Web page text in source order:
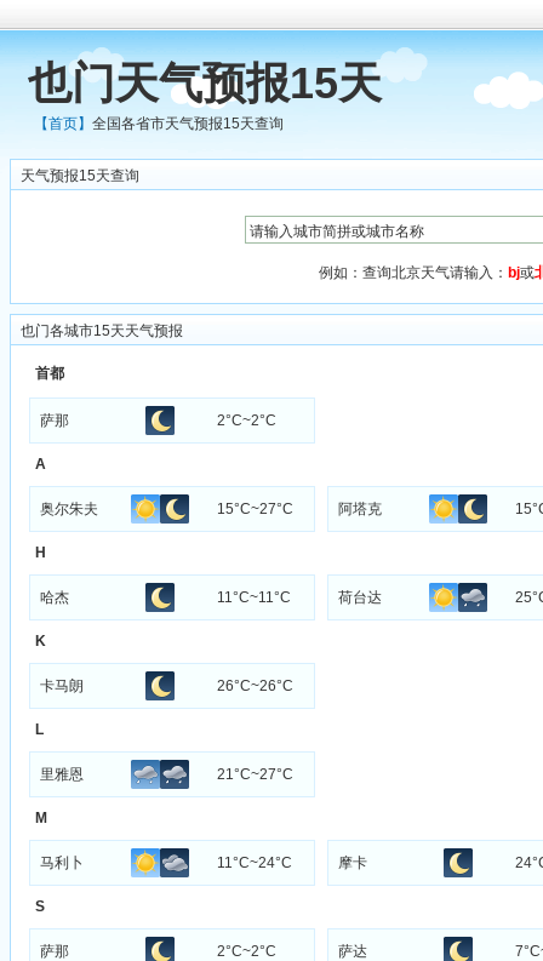
也门天气预报15天
【首页】全国各省市天气预报15天查询
天气预报15天查询
例如：查询北京天气请输入： bj或
也门各城市15天天气预报
首都
萨那 2°C~2°C
A
奥尔朱夫 15°C~27°C 阿塔克
H
哈杰 11°C~11°C 荷台达
K
卡马朗 26°C~26°C
L
里雅恩 21°C~27°C
M
马利卜 11°C~24°C 摩卡
S
萨那 2°C~2°C 萨达